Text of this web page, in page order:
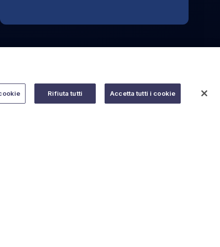
Rifiuta tutti Accetta tutti i cookie